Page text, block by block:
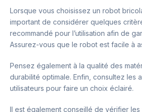
Lorsque vous choisissez un robot
important de considérer quelques
recommandé pour l’utilisation afin de
Assurez-vous que le robot est facile à
Pensez également à la qualité des
durabilité optimale. Enfin, consultez les
utilisateurs pour faire un choix éclairé.
Il est également conseillé de vérifier les